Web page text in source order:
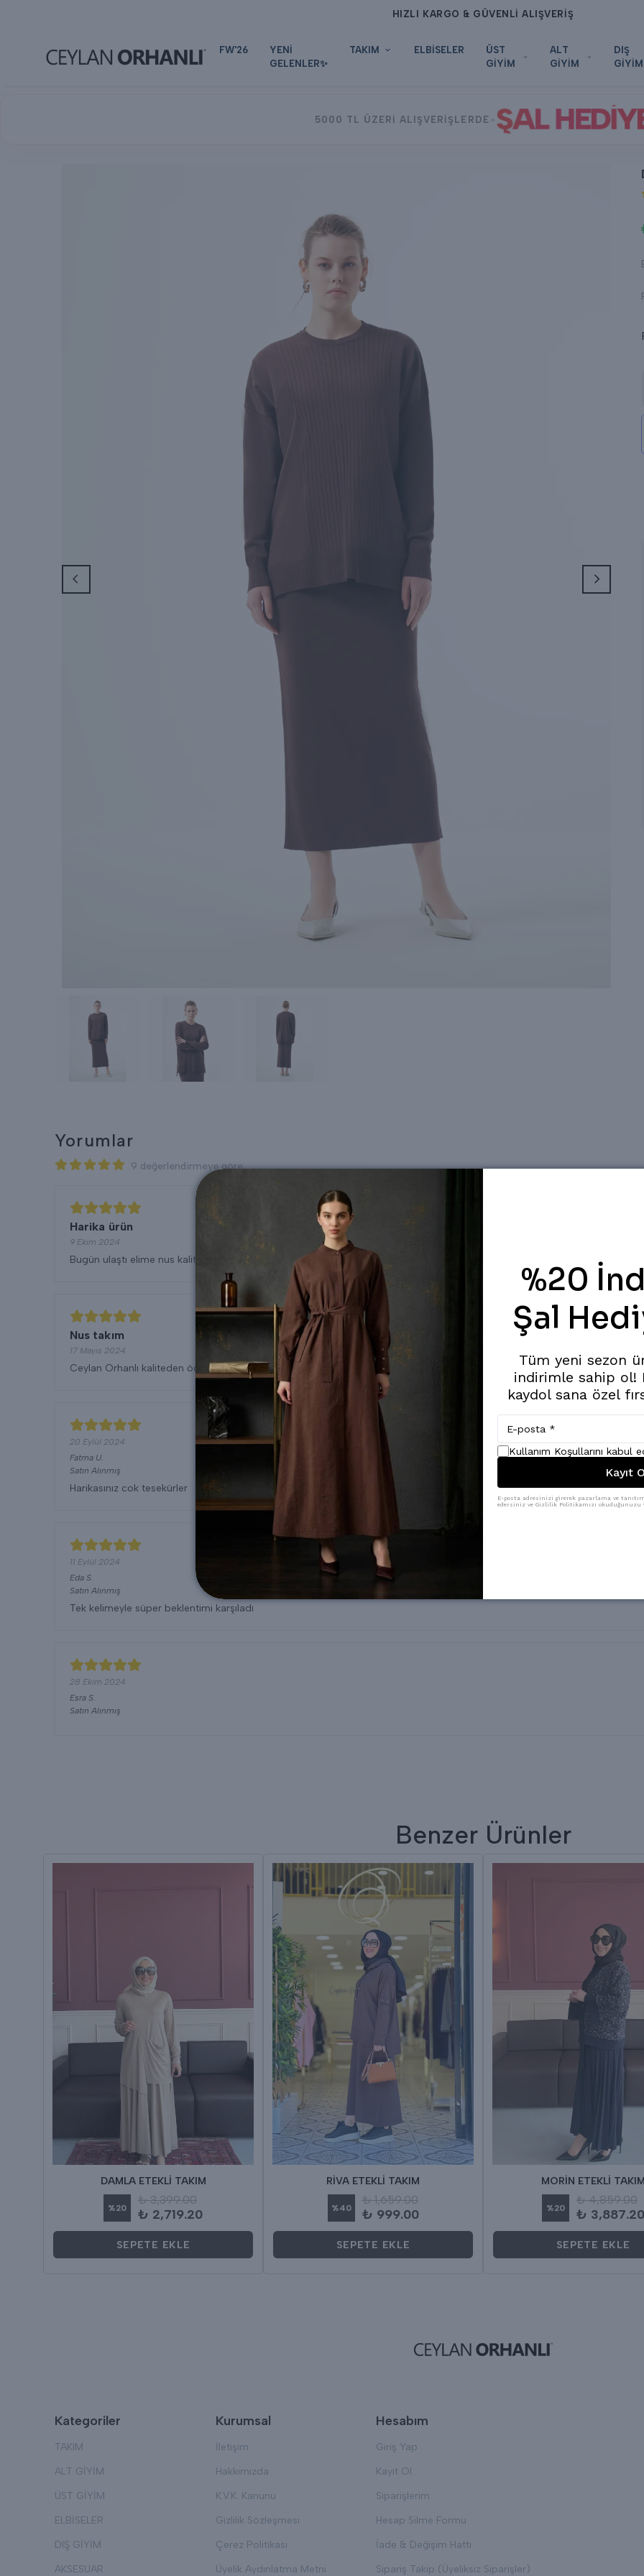
HIZLI KARGO & GÜVENLİ ALIŞVERİŞ
FW'26
YENİ
GELENLER✨
TAKIM ELBİSELER
ÜST
GİYİM
ALT
GİYİM
DIŞ
GİYİM
5000 TL ÜZERİ ALIŞVERİŞLERDE ŞAL
Yorumlar
9 değerlendirmeye göre
Harika ürün
9 Ekim 2024
Bugün ulaştı elime nus kalitesi harika ürün tesekkür ediyorum.
Nus takım
17 Mayıs 2024
Ceylan Orhanlı kaliteden ödün vermiyor nusun kalitesini bilmeyen yoktur soğuk iplik nefes alan takımı ömürlük kumaşıyla
20 Eylül 2024
Fatma U.
Satın Alınmış
Harikasınız cok tesekürler
11 Eylül 2024
Eda S.
Satın Alınmış
Tek kelimeyle süper beklentimi karşıladı
28 Ekim 2024
Esra S.
Satın Alınmış
Benzer Ürünler
DAMLA ETEKLİ TAKIM
%20
₺ 3,399.00
₺ 2,719.20
SEPETE EKLE
RİVA ETEKLİ TAKIM
%40
₺ 1,659.00
₺ 999.00
SEPETE EKLE
MORİN ETEKLİ
%20
₺ 4,859.00
₺ 3,887.20
SEPETE EKLE
Kategoriler
TAKIM
ALT GİYİM
ÜST GİYİM
ELBİSELER
DIŞ GİYİM
AKSESUAR
Kurumsal
İletişim
Hakkımızda
K.V.K. Kanunu
Gizlilik Sözleşmesi
Çerez Politikası
Üyelik Aydınlatma Metni
Hesabım
Giriş Yap
Kayıt Ol
Siparişlerim
Hesap Silme Formu
İade & Değişim Hattı
Sipariş Takip (Üyeliksiz Siparişler)
%20
Şal
Tüm yeni sezon
indirimle sahip ol!
kaydol sana özel
Kullanım Koşullarını kabul
Kayıt
E-posta adresinizi girerek pazarlama ve
edersiniz ve Gizlilik Politikamızı okuduğunuzu